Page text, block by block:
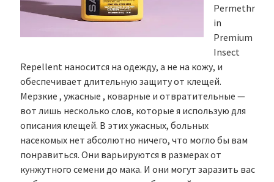
Permethr
in
Premium
Insect
Repellent наносится на одежду, а не на кожу, и
обеспечивает длительную защиту от клещей.
Мерзкие , ужасные , коварные и отвратительные —
вот лишь несколько слов, которые я использую для
описания клещей. В этих ужасных, больных
насекомых нет абсолютно ничего, что могло бы вам
понравиться. Они варьируются в размерах от
кунжутного семени до мака. И они могут заразить вас